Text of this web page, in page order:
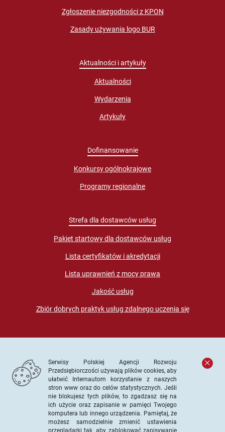
Zgłoszenie niezgodności z KPON
Zasady używania logo BUR
Aktualności i artykuły
Aktualności
Wydarzenia
Artykuły
Dofinansowanie
Konkursy ogólnokrajowe
Programy regionalne
Strefa dla dostawców usług
Pakiet startowy dla dostawców usług
Lista certyfikatów i akredytacji
Lista uprawnień z mocy prawa
Jakość usług
Zbiór dobrych praktyk usług zdalnego uczenia się
© PARP. Wszelkie prawa zastrzeżone
Serwisy Polskiej Agencji Rozwoju
Przedsiębiorczości używają plików cookies, aby
ułatwić Internautom korzystanie z naszych
stron www oraz do celów statystycznych. Jeśli
nie blokujesz tych plików, to zgadzasz się na
ich użycie oraz zapisanie w pamięci Twojego
komputera lub innego urządzenia. Pamiętaj, że
możesz samodzielnie zmienić ustawienia
przeglądarki tak, aby zablokować zapisywanie